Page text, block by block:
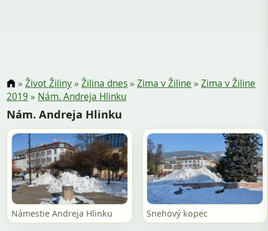
»Život Žiliny»Žilina dnes»Zima v Žiline »Zima v Žiline
2019 » Nám. Andreja Hlinku
Nám. Andreja Hlinku
Námestie Andreja Hlinku Snehový kopec